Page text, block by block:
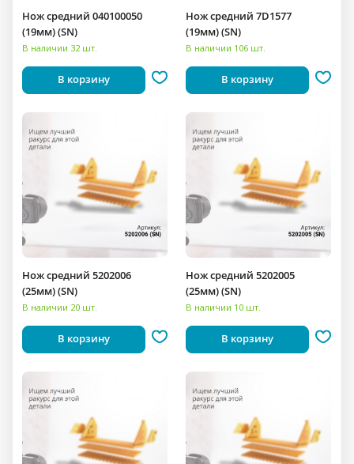
Нож средний 040100050
(19мм) (SN)
В наличии 32 шт.
В корзину
Нож средний 7D1577
(19мм) (SN)
В наличии 106 шт.
В корзину
Нож средний 5202006
(25мм) (SN)
В наличии 20 шт.
В корзину
Нож средний 5202005
(25мм) (SN)
В наличии 10 шт.
В корзину